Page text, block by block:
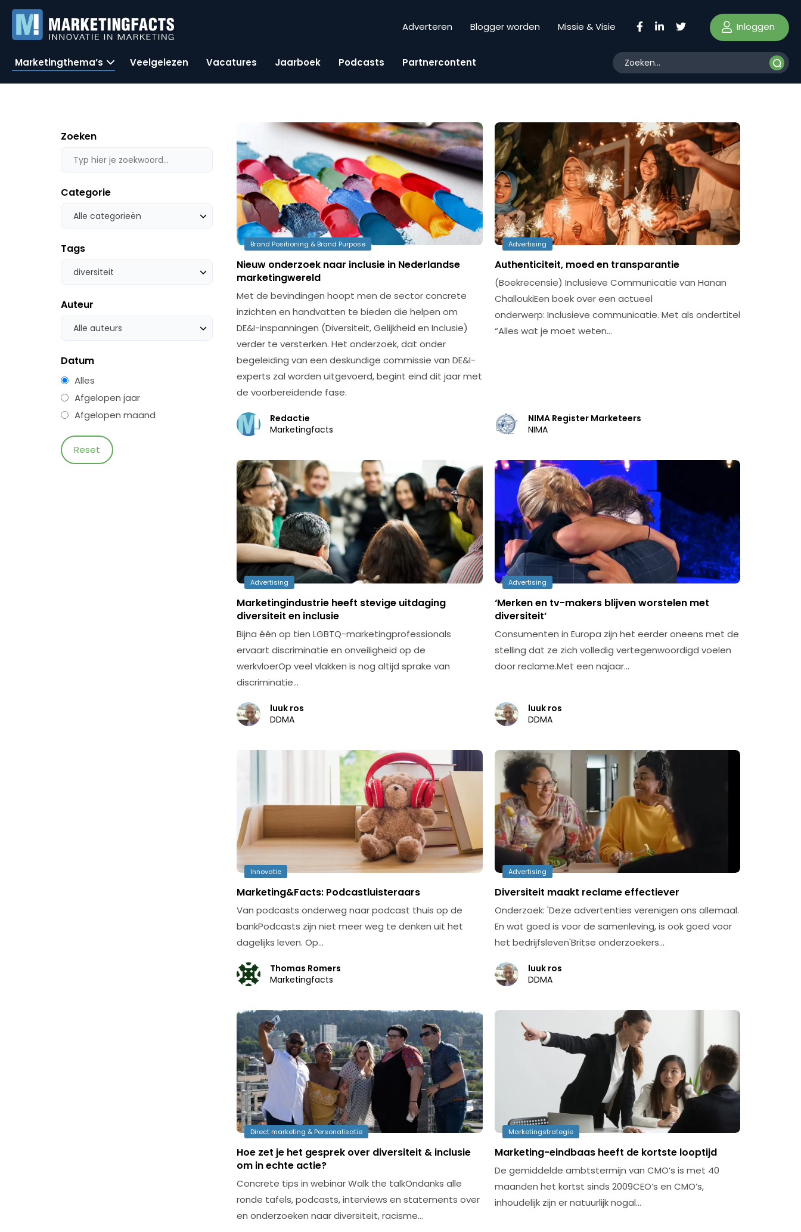
Adverteren Blogger worden Missie & Visie Inloggen
Marketingthema’s Veelgelezen Vacatures Jaarboek Podcasts Partnercontent
Zoeken
Categorie
Alle categorieën
Tags
diversiteit
Auteur
Alle auteurs
Datum
Alles
Afgelopen jaar
Afgelopen maand
Brand Positioning & Brand Purpose
Nieuw onderzoek naar inclusie in Nederlandse
marketingwereld
Met de bevindingen hoopt men de sector concrete
inzichten en handvatten te bieden die helpen om
DE&I-inspanningen (Diversiteit, Gelijkheid en Inclusie)
verder te versterken. Het onderzoek, dat onder
begeleiding van een deskundige commissie van DE&I-
experts zal worden uitgevoerd, begint eind dit jaar met
de voorbereidende fase.
Redactie
Marketingfacts
Advertising
Authenticiteit, moed en transparantie
(Boekrecensie) Inclusieve Communicatie van Hanan
ChalloukiEen boek over een actueel
onderwerp: Inclusieve communicatie. Met als ondertitel
“Alles wat je moet weten…
NIMA Register Marketeers
NIMA
Advertising
Marketingindustrie heeft stevige uitdaging
diversiteit en inclusie
Bijna één op tien LGBTQ-marketingprofessionals
ervaart discriminatie en onveiligheid op de
werkvloerOp veel vlakken is nog altijd sprake van
discriminatie…
luuk ros
DDMA
Advertising
‘Merken en tv-makers blijven worstelen met
diversiteit’
Consumenten in Europa zijn het eerder oneens met de
stelling dat ze zich volledig vertegenwoordigd voelen
door reclame.Met een najaar…
luuk ros
DDMA
Innovatie
Marketing&Facts: Podcastluisteraars
Van podcasts onderweg naar podcast thuis op de
bankPodcasts zijn niet meer weg te denken uit het
dagelijks leven. Op…
Thomas Romers
Marketingfacts
Advertising
Diversiteit maakt reclame effectiever
Onderzoek: 'Deze advertenties verenigen ons allemaal.
En wat goed is voor de samenleving, is ook goed voor
het bedrijfsleven'Britse onderzoekers…
luuk ros
DDMA
Direct marketing & Personalisatie
Hoe zet je het gesprek over diversiteit & inclusie
om in echte actie?
Concrete tips in webinar Walk the talkOndanks alle
ronde tafels, podcasts, interviews en statements over
en onderzoeken naar diversiteit, racisme…
Marketingstrategie
Marketing-eindbaas heeft de kortste looptijd
De gemiddelde ambtstermijn van CMO’s is met 40
maanden het kortst sinds 2009CEO’s en CMO’s,
inhoudelijk zijn er natuurlijk nogal…